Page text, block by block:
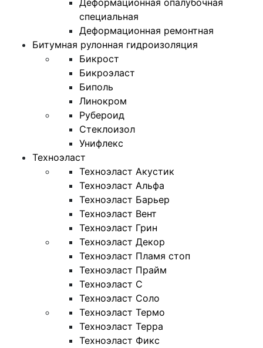
Деформационная опалубочная
специальная
Деформационная ремонтная
Битумная рулонная гидроизоляция
Бикрост
Бикроэласт
Биполь
Линокром
Рубероид
Стеклоизол
Унифлекс
Техноэласт
Техноэласт Акустик
Техноэласт Альфа
Техноэласт Барьер
Техноэласт Вент
Техноэласт Грин
Техноэласт Декор
Техноэласт Пламя стоп
Техноэласт Прайм
Техноэласт С
Техноэласт Соло
Техноэласт Термо
Техноэласт Терра
Техноэласт Фикс